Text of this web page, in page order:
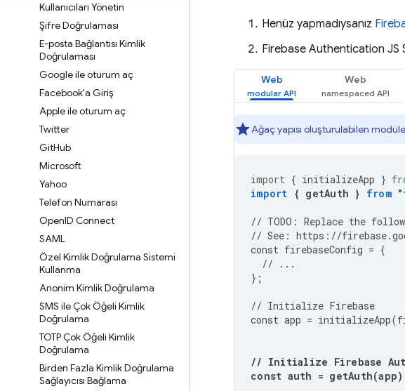
Kullanıcıları Yönetin
Şifre Doğrulaması
E-posta Bağlantısı Kimlik
Doğrulaması
Google ile oturum aç
Facebook'a Giriş
Apple ile oturum aç
Twitter
GitHub
Microsoft
Yahoo
Telefon Numarası
OpenID Connect
SAML
Özel Kimlik Doğrulama Sistemi
Kullanma
Anonim Kimlik Doğrulama
SMS ile Çok Öğeli Kimlik
Doğrulama
TOTP Çok Öğeli Kimlik
Doğrulama
Birden Fazla Kimlik Doğrulama
Sağlayıcısı Bağlama
Henüz yapmadıysanız
Firebase Authentication JS
Web Web
Ağaç yapısı oluşturulabilen
import { initializeApp }
import { getAuth } from
// TODO : Replace the
// See : https : //firebase.
const firebaseConfig = {
//
...
};
// Initialize Firebase
const app = initializeApp(
// Initialize Firebase
const auth = getAuth(app